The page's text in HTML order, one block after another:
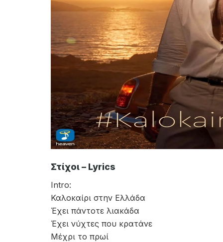
Στίχοι – Lyrics
Intro:
Καλοκαίρι στην Ελλάδα
Έχει πάντοτε λιακάδα
Έχει νύχτες που κρατάνε
Μέχρι το πρωί